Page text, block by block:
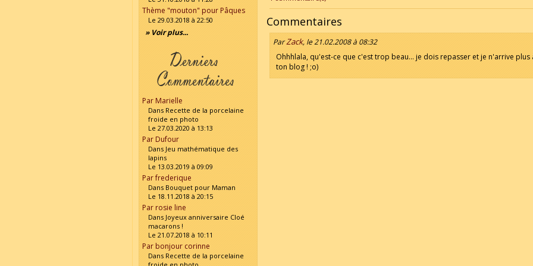
Thème "mouton" pour Pâques
Le 29.03.2018 à 22:50
» Voir plus...
Par Marielle
Dans Recette de la porcelaine
froide en photo
Le 27.03.2020 à 13:13
Par Dufour
Dans Jeu mathématique des
lapins
Le 13.03.2019 à 09:09
Par frederique
Dans Bouquet pour Maman
Le 18.11.2018 à 20:15
Par rosie line
Dans Joyeux anniversaire Cloé
macarons !
Le 21.07.2018 à 10:11
Par bonjour corinne
Dans Recette de la porcelaine
Commentaires
ParZack, le 21.02.2008 à 08:32
Ohhhlala, qu'est-ce que c'est trop beau... je dois repasser et je n'arrive plus
ton blog ! ;o)